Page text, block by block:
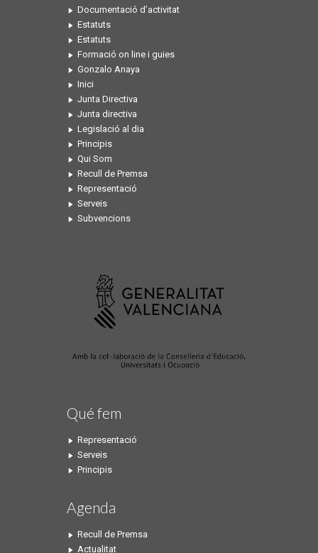
Documentació d’activitat
Estatuts
Estatuts
Formació on line i guies
Gonzalo Anaya
Inici
Junta Directiva
Junta directiva
Legislació al dia
Principis
Qui Som
Recull de Premsa
Representació
Serveis
Subvencions
Qué fem
Representació
Serveis
Principis
Agenda
Recull de Premsa
Actualitat